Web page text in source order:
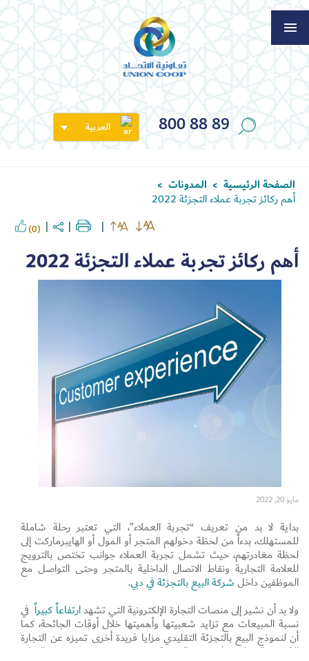
800 88 89 العربية
الصفحة الرئيسية > المدونات >
أهم ركائز تجربة عملاء التجزئة 2022
(0)
أهم ركائز تجربة عملاء التجزئة 2022
مايو 20, 2022
بداية لا بد من تعريف “تجربة العملاء”، التي تعتبر رحلة شاملة
للمستهلك، بدءاً من لحظة دخولهم المتجر أو المول أو الهايبرماركت إلى
لحظة مغادرتهم، حيث تشمل تجربة العملاء جوانب تختص بالترويج
للعلامة التجارية ونقاط الاتصال الداخلية بالمتجر وحتى التواصل مع
الموظفين داخلشركة البيع بالتجزئة في دبي.
ولا بد أن نشير إلى منصات التجارة الإلكترونية التي تشهدارتفاعاً كبيراًفي
نسبة المبيعات مع تزايد شعبيتها وأهميتها خلال أوقات الجائحة، كما
أن لنموذج البيع بالتجزئة التقليدي مزايا فريدة أخرى تميزه عن التجارة
الإلكترونية، ولكن في هذه المدونة سنقوم بتحديد عدد من الركائز
Set Youtube Channel ID